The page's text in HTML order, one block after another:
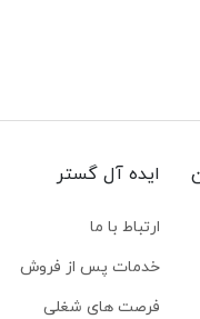
ایده آل گستر
ارتباط با ما
خدمات پس از فروش
فرصت های شغلی